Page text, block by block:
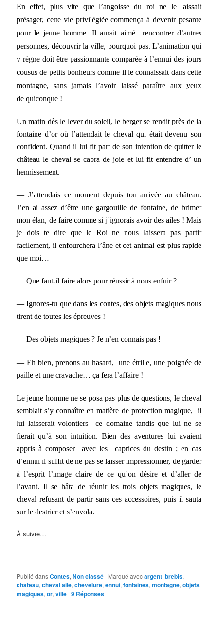
En effet, plus vite que l’angoisse du roi ne le laissait
présager, cette vie privilégiée commença à devenir pesante
pour le jeune homme. Il aurait aimé rencontrer d’autres
personnes, découvrir la ville, pourquoi pas. L’animation qui
y règne doit être passionnante comparée à l’ennui des jours
cousus de petits bonheurs comme il le connaissait dans cette
montagne, sans jamais l’avoir laissé paraître aux yeux
de quiconque !
Un matin dès le lever du soleil, le berger se rendit près de la
fontaine d’or où l’attendait le cheval qui était devenu son
confident. Quand il lui fit part de son intention de quitter le
château le cheval se cabra de joie et lui fit entendre d’ un
hennissement.
— J’attendais ce moment depuis ton arrivée au château.
J’en ai assez d’être une gargouille de fontaine, de brimer
mon élan, de faire comme si j’ignorais avoir des ailes ! Mais
je dois te dire que le Roi ne nous laissera pas partir
facilement, il enfourchera l’âne et cet animal est plus rapide
que moi…
— Que faut-il faire alors pour réussir à nous enfuir ?
— Ignores-tu que dans les contes, des objets magiques nous
tirent de toutes les épreuves !
— Des objets magiques ? Je n’en connais pas !
— Eh bien, prenons au hasard, une étrille, une poignée de
paille et une cravache… ça fera l’affaire !
Le jeune homme ne se posa pas plus de questions, le cheval
semblait s’y connaître en matière de protection magique, il
lui laisserait volontiers ce domaine tandis que lui ne se
fierait qu’à son intuition. Bien des aventures lui avaient
appris à composer avec les caprices du destin ; en cas
d’ennui il suffit de ne pas se laisser impressionner, de garder
à l’esprit l’image claire de ce qu’on désire et d’aller de
l’avant. Il se hâta de réunir les trois objets magiques, le
cheval refusant de partir sans ces accessoires, puis il sauta
sur le destrier et s’envola.
À suivre…
Publié dansContes,Non classé | Marqué avecargent,brebis,
château,cheval ailé,chevelure,ennui,fontaines,montagne,objets
magiques,or,ville |9 Réponses